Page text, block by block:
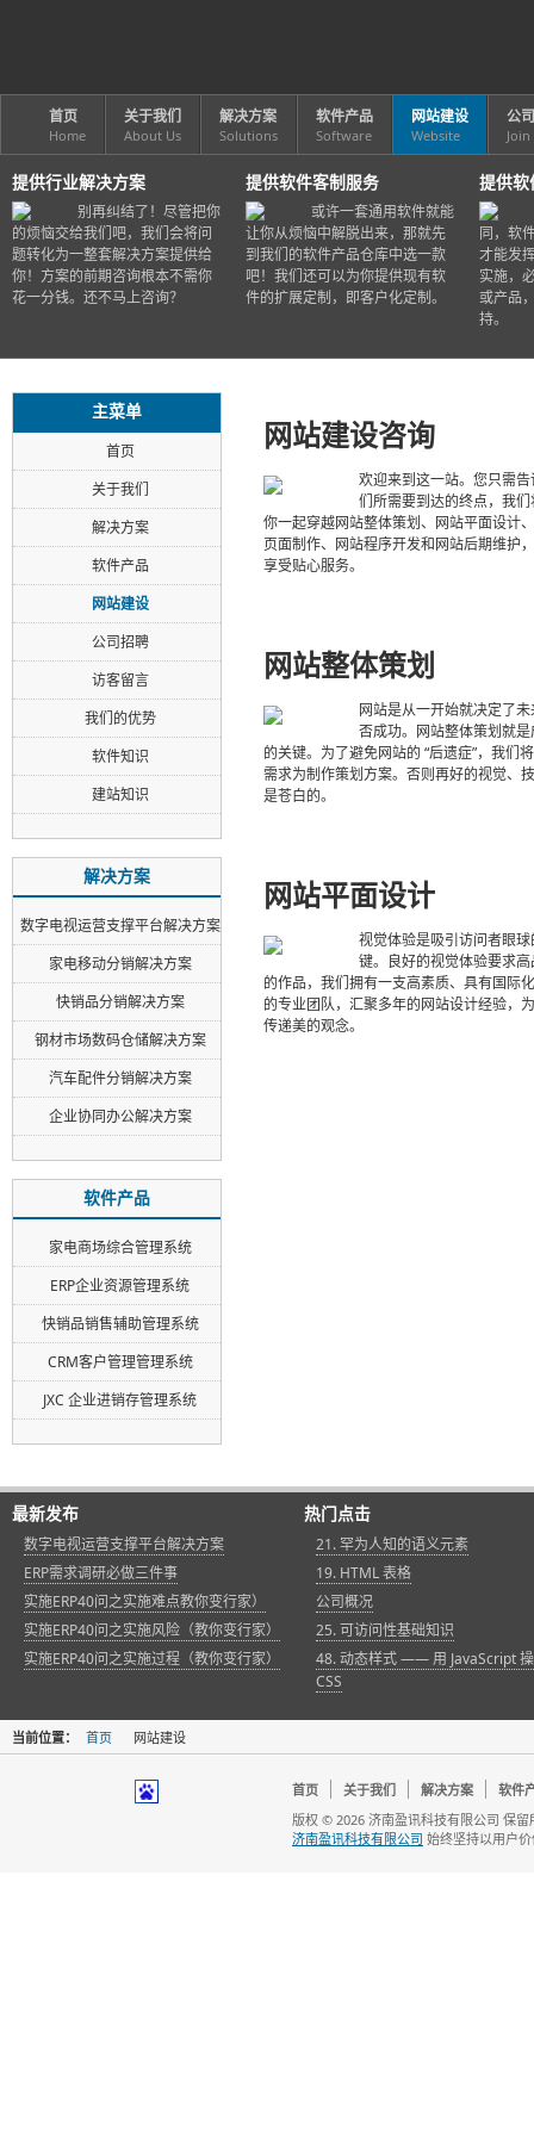
首页
Home
关于我们
About Us
解决方案
Solutions
软件产品
Software
网站建设
Website
公
Join
提供行业解决方案
别再纠结了！尽管把你
的烦恼交给我们吧，我们会将问
题转化为一整套解决方案提供给
你！方案的前期咨询根本不需你
花一分钱。还不马上咨询？
提供软件客制服务
或许一套通用软件就能
让你从烦恼中解脱出来，那就先
到我们的软件产品仓库中选一款
吧！我们还可以为你提供现有软
件的扩展定制，即客户化定制。
提供软
同，软
才能发
实施，
或产品
持。
网站建设咨询
欢迎来到这一站。您只需告
们所需要到达的终点，我们
你一起穿越网站整体策划、网站平面设计
页面制作、网站程序开发和网站后期维护
享受贴心服务。
网站整体策划
网站是从一开始就决定了
否成功。网站整体策划就是
的关键。为了避免网站的 “后遗症”，我们
需求为制作策划方案。否则再好的视觉、
是苍白的。
网站平面设计
视觉体验是吸引访问者眼球
键。良好的视觉体验要求高
的作品，我们拥有一支高素质、具有国际
的专业团队，汇聚多年的网站设计经验，
传递美的观念。
主菜单
首页
关于我们
解决方案
软件产品
网站建设
公司招聘
访客留言
我们的优势
软件知识
建站知识
解决方案
数字电视运营支撑平台解决方案
家电移动分销解决方案
快销品分销解决方案
钢材市场数码仓储解决方案
汽车配件分销解决方案
企业协同办公解决方案
软件产品
家电商场综合管理系统
ERP企业资源管理系统
快销品销售辅助管理系统
CRM客户管理管理系统
JXC 企业进销存管理系统
最新发布
数字电视运营支撑平台解决方案
ERP需求调研必做三件事
实施ERP40问之实施难点教你变行家）
实施ERP40问之实施风险（教你变行家）
实施ERP40问之实施过程（教你变行家）
热门点击
21. 罕为人知的语义元素
19. HTML 表格
公司概况
25. 可访问性基础知识
48. 动态样式 —— 用 JavaScript
CSS
当前位置： 首页 网站建设
首页 关于我们 解决方案
软件
版权 © 2026 济南盈讯科技有限公司 保
济南盈讯科技有限公司 始终坚持以用户